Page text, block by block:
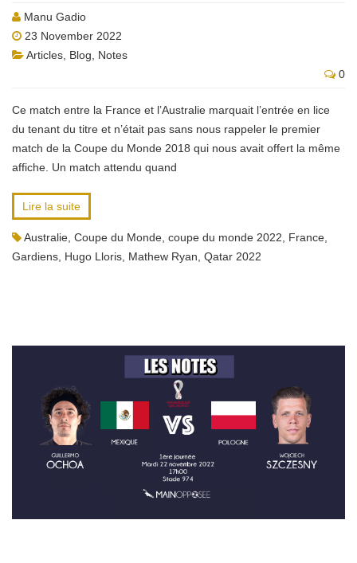
Manu Gadio
23 November 2022
Articles Blog
Notes
0
Ce match entre la France et l’Australie marquait l’entrée en lice
du tenant du titre et n’était pas sans nous rappeler le premier
match de la Coupe du Monde 2018 qui nous avait offert la même
affiche. Un match attendu quand
Lire la suite
Australie Coupe du Monde coupe du monde 2022 France
Gardiens Hugo Lloris Mathew Ryan Qatar 2022